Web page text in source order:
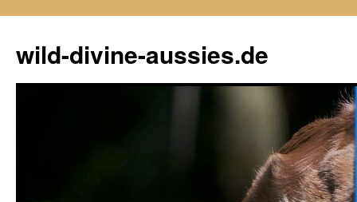
springen
wild-divine-aussies.de